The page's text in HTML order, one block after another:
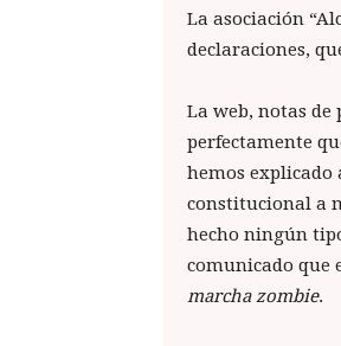
La asociación
declaraciones,
La web, notas de
perfectamente
hemos explicado
constitucional a
hecho ningún
comunicado que
marcha zombie.